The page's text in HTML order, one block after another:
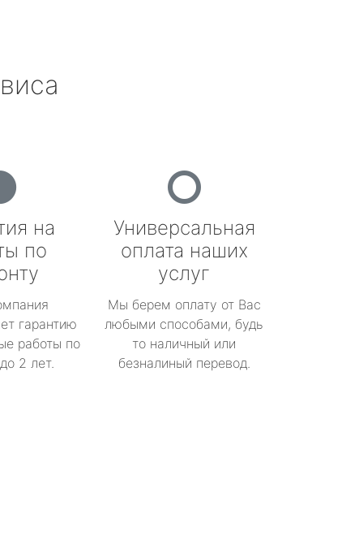
на
по
гарантию
работы по
2 лет.
Универсальная
оплата наших
услуг
Мы берем оплату от Вас
любыми способами, будь
то наличный или
безналиный перевод.